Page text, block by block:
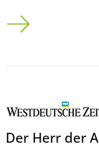
Das Hochschul-
Der Herr der